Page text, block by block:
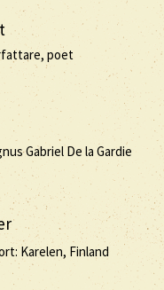
poet
Gabriel De la Gardie
Karelen, Finland